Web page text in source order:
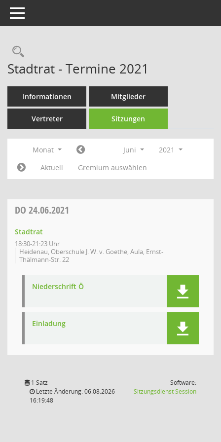
Toggle navigation
Rechercheauswahl
Stadtrat - Termine 2021
Informationen Mitglieder
Vertreter Sitzungen
Monat Juni
2021
Aktuell
Gremium auswählen
DO 24.06.2021
Stadtrat
18:30-21:23 Uhr
Heidenau, Oberschule J. W. v. Goethe, Aula, Ernst-
Thälmann-Str. 22
Niederschrift Ö
Einladung
1 Satz
Letzte Änderung: 06.08.2026
16:19:48
Software:
SitzungsdienstSession(Wird in